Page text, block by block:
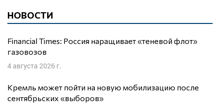
НОВОСТИ
Financial Times: Россия наращивает «теневой флот»
газовозов
4 августа 2026 г.
Кремль может пойти на новую мобилизацию после
сентябрьских «выборов»